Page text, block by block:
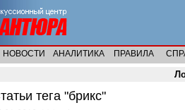
НОВОСТИ АНАЛИТИКА ПРАВИЛА
тега "брикс"